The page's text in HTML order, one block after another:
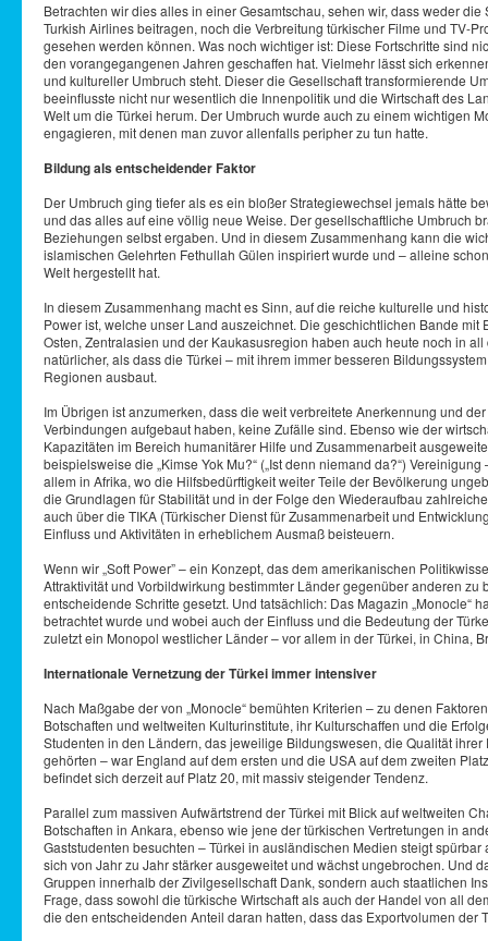
Betrachten wir dies alles in einer Gesamtschau, sehen wir, dass weder
Turkish Airlines beitragen, noch die Verbreitung türkischer Filme und TV-
gesehen werden können. Was noch wichtiger ist: Diese Fortschritte sind
den vorangegangenen Jahren geschaffen hat. Vielmehr lässt sich
und kultureller Umbruch steht. Dieser die Gesellschaft transformierende
beeinflusste nicht nur wesentlich die Innenpolitik und die Wirtschaft des
Welt um die Türkei herum. Der Umbruch wurde auch zu einem wichtigen
engagieren, mit denen man zuvor allenfalls peripher zu tun hatte.
Bildung als entscheidender Faktor
Der Umbruch ging tiefer als es ein bloßer Strategiewechsel jemals hätte
und das alles auf eine völlig neue Weise. Der gesellschaftliche Umbruch
Beziehungen selbst ergaben. Und in diesem Zusammenhang kann die
islamischen Gelehrten Fethullah Gülen inspiriert wurde und – alleine
Welt hergestellt hat.
In diesem Zusammenhang macht es Sinn, auf die reiche kulturelle und
Power ist, welche unser Land auszeichnet. Die geschichtlichen Bande
Osten, Zentralasien und der Kaukasusregion haben auch heute noch in
natürlicher, als dass die Türkei – mit ihrem immer besseren
Regionen ausbaut.
Im Übrigen ist anzumerken, dass die weit verbreitete Anerkennung und
Verbindungen aufgebaut haben, keine Zufälle sind. Ebenso wie der
Kapazitäten im Bereich humanitärer Hilfe und Zusammenarbeit
beispielsweise die „Kimse Yok Mu?“ („Ist denn niemand da?“)
allem in Afrika, wo die Hilfsbedürftigkeit weiter Teile der Bevölkerung
die Grundlagen für Stabilität und in der Folge den Wiederaufbau
auch über die TIKA (Türkischer Dienst für Zusammenarbeit und
Einfluss und Aktivitäten in erheblichem Ausmaß beisteuern.
Wenn wir „Soft Power” – ein Konzept, das dem amerikanischen
Attraktivität und Vorbildwirkung bestimmter Länder gegenüber anderen
entscheidende Schritte gesetzt. Und tatsächlich: Das Magazin
betrachtet wurde und wobei auch der Einfluss und die Bedeutung der
zuletzt ein Monopol westlicher Länder – vor allem in der Türkei, in China,
Internationale Vernetzung der Türkei immer intensiver
Nach Maßgabe der von „Monocle“ bemühten Kriterien – zu denen
Botschaften und weltweiten Kulturinstitute, ihr Kulturschaffen und die
Studenten in den Ländern, das jeweilige Bildungswesen, die Qualität
gehörten – war England auf dem ersten und die USA auf dem zweiten
befindet sich derzeit auf Platz 20, mit massiv steigender Tendenz.
Parallel zum massiven Aufwärtstrend der Türkei mit Blick auf weltweiten
Botschaften in Ankara, ebenso wie jene der türkischen Vertretungen in
Gaststudenten besuchten – Türkei in ausländischen Medien steigt
sich von Jahr zu Jahr stärker ausgeweitet und wächst ungebrochen. Und
Gruppen innerhalb der Zivilgesellschaft Dank, sondern auch staatlichen
Frage, dass sowohl die türkische Wirtschaft als auch der Handel von all
die den entscheidenden Anteil daran hatten, dass das Exportvolumen